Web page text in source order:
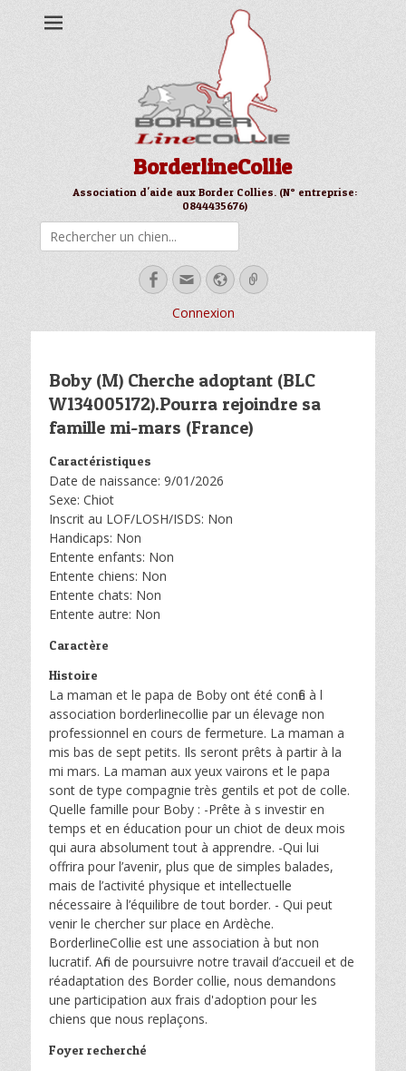
BorderlineCollie
Association d'aide aux Border Collies. (N° entreprise:
0844435676)
Facebook
EmailSite
web
Link
Connexion
Boby (M) Cherche adoptant (BLC
W134005172).Pourra rejoindre sa
famille mi-mars (France)
Caractéristiques
Date de naissance: 9/01/2026
Sexe: Chiot
Inscrit au LOF/LOSH/ISDS: Non
Handicaps: Non
Entente enfants: Non
Entente chiens: Non
Entente chats: Non
Entente autre: Non
Caractère
Histoire
La maman et le papa de Boby ont été confié à l
association borderlinecollie par un élevage non
professionnel en cours de fermeture. La maman a
mis bas de sept petits. Ils seront prêts à partir à la
mi mars. La maman aux yeux vairons et le papa
sont de type compagnie très gentils et pot de colle.
Quelle famille pour Boby : -Prête à s investir en
temps et en éducation pour un chiot de deux mois
qui aura absolument tout à apprendre. -Qui lui
offrira pour l’avenir, plus que de simples balades,
mais de l’activité physique et intellectuelle
nécessaire à l’équilibre de tout border. - Qui peut
venir le chercher sur place en Ardèche.
BorderlineCollie est une association à but non
lucratif. Afin de poursuivre notre travail d’accueil et de
réadaptation des Border collie, nous demandons
une participation aux frais d'adoption pour les
chiens que nous replaçons.
Foyer recherché